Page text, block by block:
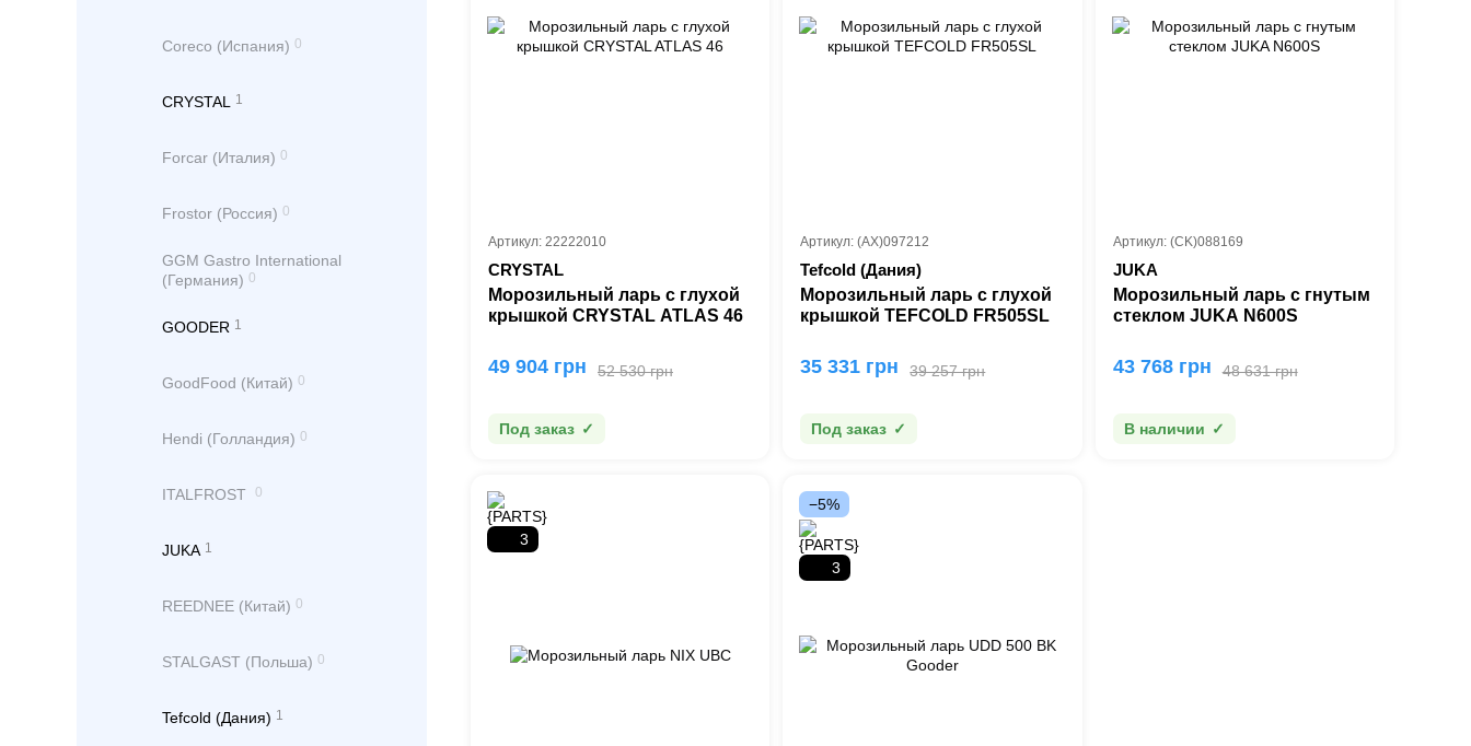
Артикул: 22222010
CRYSTAL
Морозильный ларь с глухой
крышкой CRYSTAL ATLAS 46
52 530 грн
49 904 грн
Под заказ
Артикул: (AX)097212
Tefcold (Дания)
Морозильный ларь с глухой
крышкой TEFCOLD FR505SL
39 257 грн
35 331 грн
Под заказ
Артикул: (CK)088169
JUKA
Морозильный ларь с гнутым
стеклом JUKA N600S
48 631 грн
43 768 грн
В наличии
3
−5%
3
Coreco (Испания) 0
CRYSTAL 1
Forcar (Италия) 0
Frostor (Россия) 0
GGM Gastro International
(Германия) 0
GOODER 1
GoodFood (Китай) 0
Hendi (Голландия) 0
ITALFROST 0
JUKA 1
REEDNEE (Китай) 0
STALGAST (Польша) 0
Tefcold (Дания) 1